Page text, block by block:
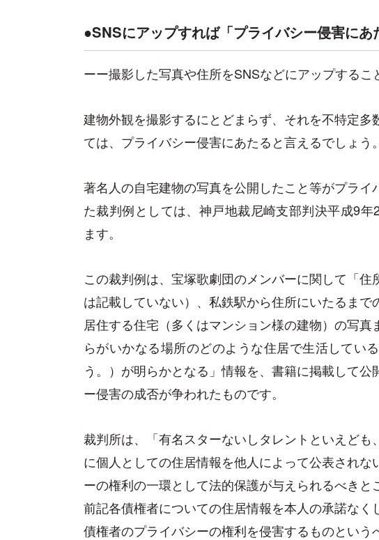
●SNSにアップすれば「プライバシー侵害にあ
ーー撮影した写真や住所をSNSなどにアップする
建物外観を撮影するにとどまらず、それを不特定
ては、プライバシー侵害にあたると言えるでしょう。
著名人の自宅建物の写真を公開したこと等がプラ
た裁判例としては、神戸地裁尼崎支部判決平成9
ます。
この裁判例は、宝塚歌劇団のメンバーに関して「
は記載していない）、私鉄駅から住所にいたるま
居住する住宅（多くはマンション様の建物）の写
らがいかなる場所のどのような住居で生活してい
う。）が明らかとなる」情報を、書籍に掲載して
ー侵害の成否が争われたものです。
裁判所は、「有名スターないしタレントといえども
に個人としての住居情報を他人によって公表され
ーの権利の一環として法的保護が与えられるべき
前記各債権者についての住居情報を本人の承諾な
債権者のプライバシーの権利を侵害するものとい